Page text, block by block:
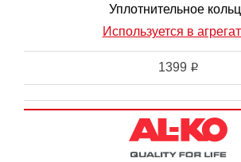
Уплотнительное
Используется в
1399 i